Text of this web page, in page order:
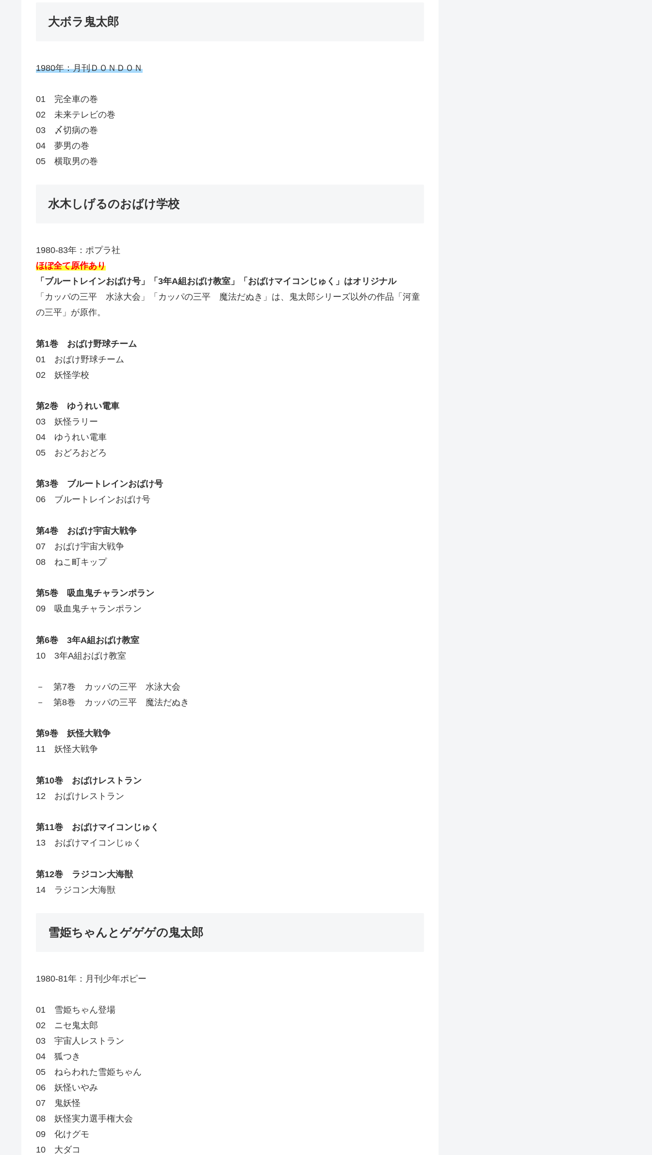
大ボラ鬼太郎
1980年：月刊ＤＯＮＤＯＮ
01 完全車の巻
02 未来テレビの巻
03 〆切病の巻
04 夢男の巻
05 横取男の巻
水木しげるのおばけ学校
1980-83年：ポプラ社
ほぼ全て原作あり
「ブルートレインおばけ号」「3年A組おばけ教室」「おばけマイコンじゅく」はオリジナル
「カッパの三平 水泳大会」「カッパの三平 魔法だぬき」は、鬼太郎シリーズ以外の作品「河童
の三平」が原作。
第1巻 おばけ野球チーム
01 おばけ野球チーム
02 妖怪学校
第2巻 ゆうれい電車
03 妖怪ラリー
04 ゆうれい電車
05 おどろおどろ
第3巻 ブルートレインおばけ号
06 ブルートレインおばけ号
第4巻 おばけ宇宙大戦争
07 おばけ宇宙大戦争
08 ねこ町キップ
第5巻 吸血鬼チャランポラン
09 吸血鬼チャランポラン
第6巻 3年A組おばけ教室
10 3年A組おばけ教室
－ 第7巻 カッパの三平 水泳大会
－ 第8巻 カッパの三平 魔法だぬき
第9巻 妖怪大戦争
11 妖怪大戦争
第10巻 おばけレストラン
12 おばけレストラン
第11巻 おばけマイコンじゅく
13 おばけマイコンじゅく
第12巻 ラジコン大海獣
14 ラジコン大海獣
雪姫ちゃんとゲゲゲの鬼太郎
1980-81年：月刊少年ポピー
01 雪姫ちゃん登場
02 ニセ鬼太郎
03 宇宙人レストラン
04 狐つき
05 ねらわれた雪姫ちゃん
06 妖怪いやみ
07 鬼妖怪
08 妖怪実力選手権大会
09 化けグモ
10 大ダコ